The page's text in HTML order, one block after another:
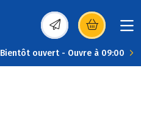
(s’ouvre dans une
Bientôt ouvert - Ouvre à 09:00